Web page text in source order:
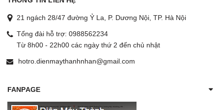
21 ngách 28/47 đường Ỷ La, P. Dương Nội, TP. Hà Nội
Tổng đài hỗ trợ: 0988562234
Từ 8h00 - 22h00 các ngày thứ 2 đến chủ nhật
hotro.dienmaythanhnhan@gmail.com
FANPAGE